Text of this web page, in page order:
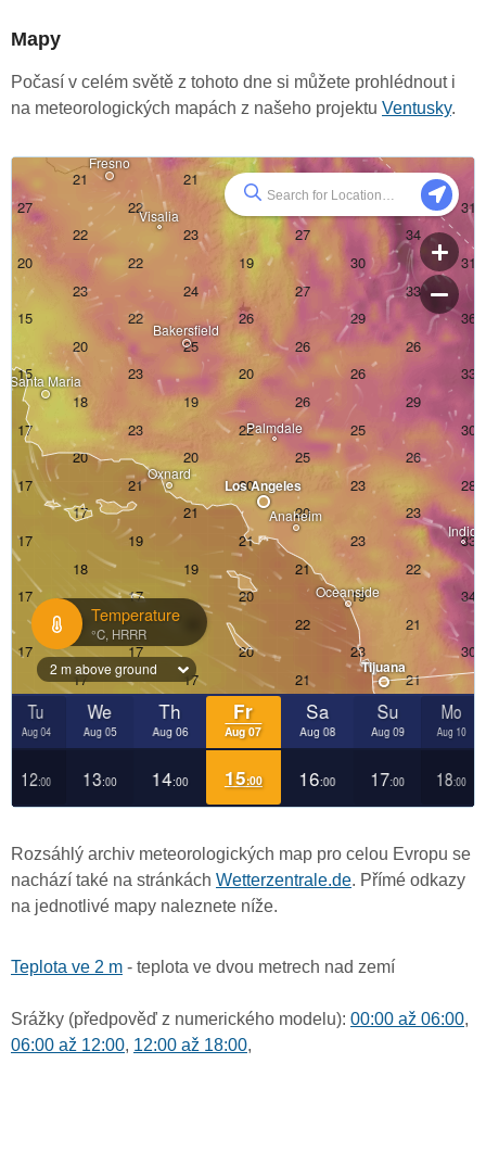
Mapy
Počasí v celém světě z tohoto dne si můžete prohlédnout i
na meteorologických mapách z našeho projektu Ventusky.
Rozsáhlý archiv meteorologických map pro celou Evropu se
nachází také na stránkách Wetterzentrale.de. Přímé odkazy
na jednotlivé mapy naleznete níže.
Teplota ve 2 m - teplota ve dvou metrech nad zemí
Srážky (předpověď z numerického modelu): 00:00 až 06:00,
06:00 až 12:00, 12:00 až 18:00,